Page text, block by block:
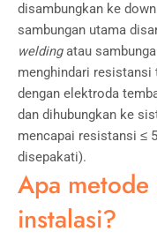
disambungkan ke
sambungan utama
weldingatau
menghindari resistansi
dengan elektroda
dan dihubungkan ke
mencapai resistansi ≤
disepakati).
Apa
instalasi?